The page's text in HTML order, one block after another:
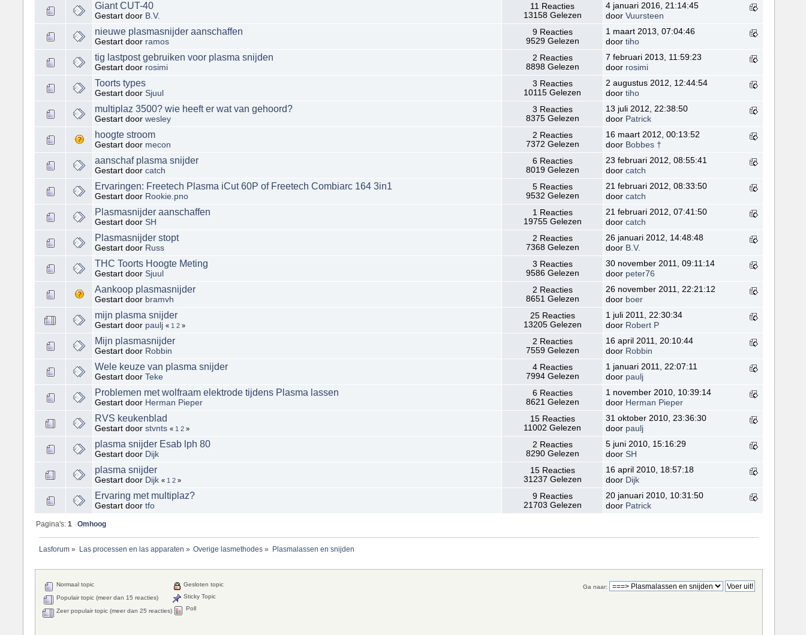
Giant CUT-40
Gestart door B.V.
11 Reacties
13158 Gelezen
4 januari 2016, 21:14:45
door Vuursteen
nieuwe plasmasnijder aanschaffen
Gestart door ramos
9 Reacties
9529 Gelezen
1 maart 2013, 07:04:46
door tiho
tig lastpost gebruiken voor plasma snijden
Gestart door rosimi
2 Reacties
8898 Gelezen
7 februari 2013, 11:59:23
door rosimi
Toorts types
Gestart door Sjuul
3 Reacties
10115 Gelezen
2 augustus 2012, 12:44:54
door tiho
multiplaz 3500? wie heeft er wat van gehoord?
Gestart door wesley
3 Reacties
8375 Gelezen
13 juli 2012, 22:38:50
door Patrick
hoogte stroom
Gestart door mecon
2 Reacties
7372 Gelezen
16 maart 2012, 00:13:52
door Bobbes †
aanschaf plasma snijder
Gestart door catch
6 Reacties
8019 Gelezen
23 februari 2012, 08:55:41
door catch
Ervaringen: Freetech Plasma iCut 60P of Freetech Combiarc 164 3in1
Gestart door Rookie.pno
5 Reacties
9532 Gelezen
21 februari 2012, 08:33:50
door catch
Plasmasnijder aanschaffen
Gestart door SH
1 Reacties
19755 Gelezen
21 februari 2012, 07:41:50
door catch
Plasmasnijder stopt
Gestart door Russ
2 Reacties
7368 Gelezen
26 januari 2012, 14:48:48
door B.V.
THC Toorts Hoogte Meting
Gestart door Sjuul
3 Reacties
9586 Gelezen
30 november 2011, 09:11:14
door peter76
Aankoop plasmasnijder
Gestart door bramvh
2 Reacties
8651 Gelezen
26 november 2011, 22:21:12
door boer
mijn plasma snijder
Gestart door paulj « 1 2 »
25 Reacties
13205 Gelezen
1 juli 2011, 22:30:34
door Robert P
Mijn plasmasnijder
Gestart door Robbin
2 Reacties
7559 Gelezen
16 april 2011, 20:10:44
door Robbin
Wele keuze van plasma snijder
Gestart door Teke
4 Reacties
7994 Gelezen
1 januari 2011, 22:07:11
door paulj
Problemen met wolfraam elektrode tijdens Plasma lassen
Gestart door Herman Pieper
6 Reacties
8621 Gelezen
1 november 2010, 10:39:14
door Herman Pieper
RVS keukenblad
Gestart door stvnts « 1 2 »
15 Reacties
11002 Gelezen
31 oktober 2010, 23:36:30
door paulj
plasma snijder Esab lph 80
Gestart door Dijk
2 Reacties
8290 Gelezen
5 juni 2010, 15:16:29
door SH
plasma snijder
Gestart door Dijk « 1 2 »
15 Reacties
31237 Gelezen
16 april 2010, 18:57:18
door Dijk
Ervaring met multiplaz?
Gestart door tfo
9 Reacties
21703 Gelezen
20 januari 2010, 10:31:50
door Patrick
Pagina's:1 Omhoog
Lasforum» Las processen en las apparaten » Overige lasmethodes » Plasmalassen en snijden
Ga naar:
Normaal topic
Populair topic (meer dan 15 reacties)
Zeer populair topic (meer dan 25 reacties)
Gesloten topic
Sticky Topic
Poll